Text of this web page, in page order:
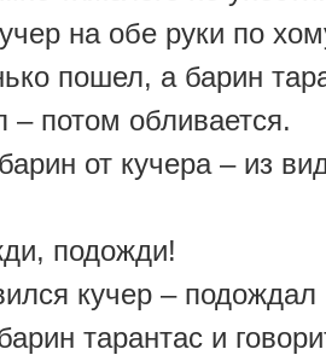
на обе руки по
пошел, а барин
– потом обливается.
от кучера – из
подожди!
кучер – подождал
тарантас и